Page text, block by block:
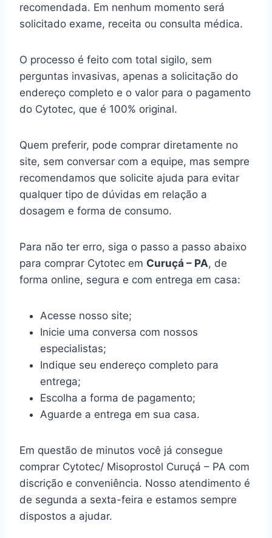
recomendada. Em nenhum momento será
solicitado exame, receita ou consulta médica.
O processo é feito com total sigilo, sem
perguntas invasivas, apenas a solicitação do
endereço completo e o valor para o pagamento
do Cytotec, que é 100% original.
Quem preferir, pode comprar diretamente no
site, sem conversar com a equipe, mas sempre
recomendamos que solicite ajuda para evitar
qualquer tipo de dúvidas em relação a
dosagem e forma de consumo.
Para não ter erro, siga o passo a passo abaixo
para comprar Cytotec em Curuçá – PA, de
forma online, segura e com entrega em casa:
Acesse nosso site;
Inicie uma conversa com nossos
especialistas;
Indique seu endereço completo para
entrega;
Escolha a forma de pagamento;
Aguarde a entrega em sua casa.
Em questão de minutos você já consegue
comprar Cytotec/ Misoprostol Curuçá – PA com
discrição e conveniência. Nosso atendimento é
de segunda a sexta-feira e estamos sempre
dispostos a ajudar.